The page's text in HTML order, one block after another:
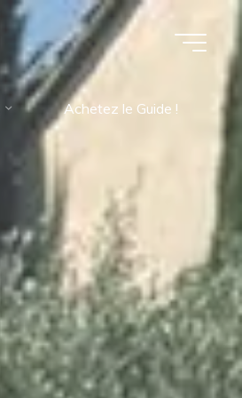
Achetez le Guide !